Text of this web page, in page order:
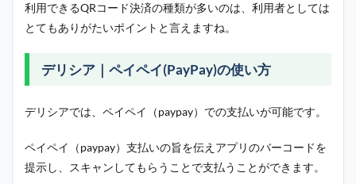
利用できるQRコード決済の種類が多いのは、利用者としては
とてもありがたいポイントと言えますね。
デリシア｜ペイペイ(PayPay)の使い方
デリシアでは、ペイペイ（paypay）での支払いが可能です。
ペイペイ（paypay）支払いの旨を伝えアプリのバーコードを
提示し、スキャンしてもらうことで支払うことができます。